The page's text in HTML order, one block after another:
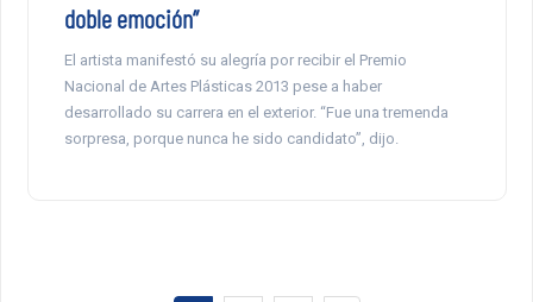
doble emoción”
El artista manifestó su alegría por recibir el Premio
Nacional de Artes Plásticas 2013 pese a haber
desarrollado su carrera en el exterior. “Fue una tremenda
sorpresa, porque nunca he sido candidato”, dijo.